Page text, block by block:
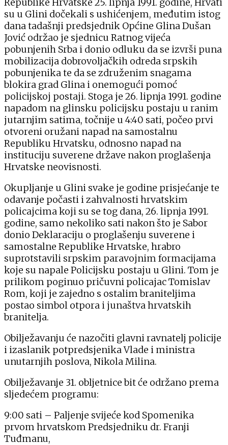
su u Glini dočekali s ushićenjem, međutim istog
dana tadašnji predsjednik Općine Glina Dušan
Jović održao je sjednicu Ratnog vijeća
pobunjenih Srba i donio odluku da se izvrši puna
mobilizacija dobrovoljačkih odreda srpskih
pobunjenika te da se združenim snagama
blokira grad Glina i onemogući pomoć
policijskoj postaji. Stoga je 26. lipnja 1991. godine
napadom na glinsku policijsku postaju u ranim
jutarnjim satima, točnije u 4:40 sati, počeo prvi
otvoreni oružani napad na samostalnu
Republiku Hrvatsku, odnosno napad na
instituciju suverene države nakon proglašenja
Hrvatske neovisnosti.
Okupljanje u Glini svake je godine prisjećanje te
odavanje počasti i zahvalnosti hrvatskim
policajcima koji su se tog dana, 26. lipnja 1991.
godine, samo nekoliko sati nakon što je Sabor
donio Deklaraciju o proglašenju suverene i
samostalne Republike Hrvatske, hrabro
suprotstavili srpskim paravojnim formacijama
koje su napale Policijsku postaju u Glini. Tom je
prilikom poginuo pričuvni policajac Tomislav
Rom, koji je zajedno s ostalim braniteljima
postao simbol otpora i junaštva hrvatskih
branitelja.
Obilježavanju će nazočiti glavni ravnatelj policije
i izaslanik potpredsjenika Vlade i ministra
unutarnjih poslova, Nikola Milina.
Obilježavanje 31. obljetnice bit će održano prema
sljedećem programu:
9:00 sati – Paljenje svijeće kod Spomenika
prvom hrvatskom Predsjedniku dr. Franji
Tuđmanu,